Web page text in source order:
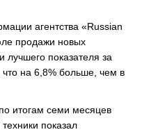
агентства «Russian
продажи новых
лучшего показателя за
на 6,8% больше, чем в
итогам семи месяцев
показал